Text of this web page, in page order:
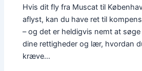
Hvis dit fly fra Muscat til
aflyst, kan du have ret til
– og det er heldigvis nemt at
dine rettigheder og lær, hvordan
kræve…